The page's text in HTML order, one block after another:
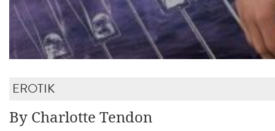
EROTIK
By Charlotte Tendon